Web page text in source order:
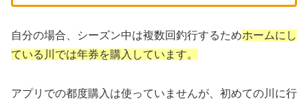
自分の場合、シーズン中は複数回釣行するためホームにし
ている川では年券を購入しています。
アプリでの都度購入は使っていませんが、初めての川に行